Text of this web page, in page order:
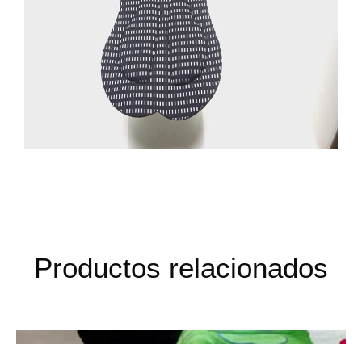
Productos relacionados